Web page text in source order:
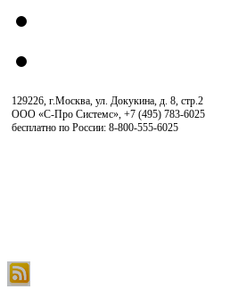
129226, г.Москва, ул. Докукина, д. 8, стр.2
ООО «С-Про Системс» +7 (495) 783-6025
бесплатно по России: 8-800-555-6025